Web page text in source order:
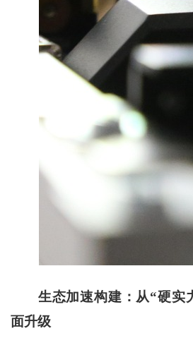
生态加速构建：从“硬实
面升级